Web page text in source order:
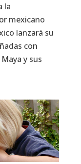
la
mexicano
lanzará su
con
y sus